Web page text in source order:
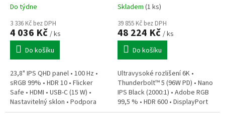
Do týdne
3 336 Kč bez DPH
4 036 Kč / ks
Do košíku
23,8" IPS QHD panel • 100 Hz •
sRGB 99% • HDR 10 • Flicker
Safe • HDMI • USB-C (15 W) •
Nastavitelný sklon • Podpora
VESA • Balení: stojan, adaptér s
Skladem (1 ks)
39 855 Kč bez DPH
48 224 Kč / ks
Do košíku
Ultravysoké rozlišení 6K •
Thunderbolt™ 5 (96W PD) • Nano
IPS Black (2000:1) • Adobe RGB
99,5 % • HDR 600 • DisplayPort
2.1 & HDMI 2.1 • Plná ergonomie